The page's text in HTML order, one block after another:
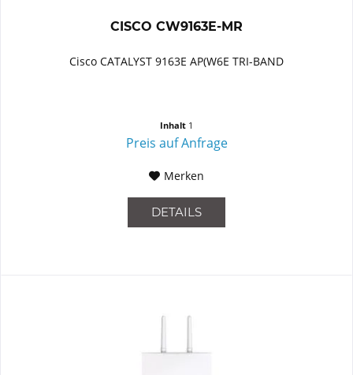
CISCO CW9163E-MR
Cisco CATALYST 9163E AP(W6E TRI-BAND
Inhalt 1
Preis auf Anfrage
Merken
DETAILS